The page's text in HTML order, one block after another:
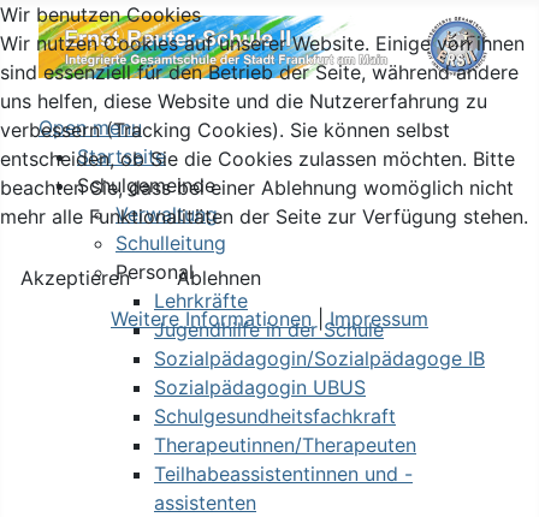
Open menu
Startseite
Schulgemeinde
Verwaltung
Schulleitung
Personal
Lehrkräfte
Jugendhilfe in der Schule
Sozialpädagogin/Sozialpädagoge IB
Sozialpädagogin UBUS
Schulgesundheitsfachkraft
Therapeutinnen/Therapeuten
Teilhabeassistentinnen und -
assistenten
Wir benutzen Cookies
Wir nutzen Cookies auf unserer Website. Einige von ihnen
sind essenziell für den Betrieb der Seite, während andere
uns helfen, diese Website und die Nutzererfahrung zu
verbessern (Tracking Cookies). Sie können selbst
entscheiden, ob Sie die Cookies zulassen möchten. Bitte
beachten Sie, dass bei einer Ablehnung womöglich nicht
mehr alle Funktionalitäten der Seite zur Verfügung stehen.
Akzeptieren
Ablehnen
Weitere Informationen |Impressum